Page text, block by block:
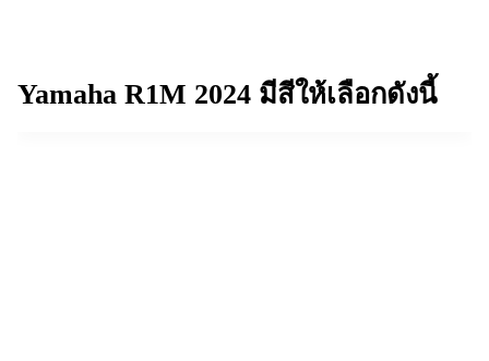
Yamaha R1M 2024 มีสีให้เลือกดังนี้